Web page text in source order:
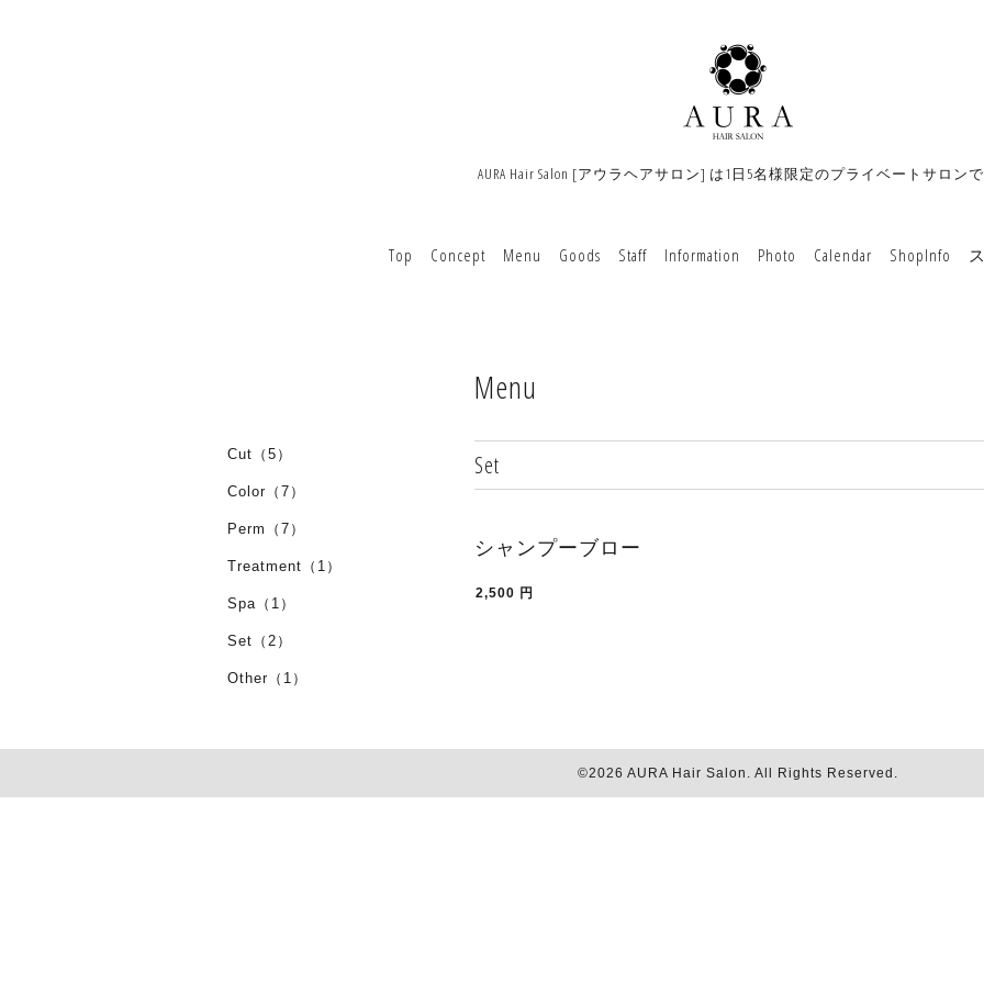
AURA Hair Salon [アウラヘアサロン] は1日5名様限定のプライベートサロン
Top Concept Menu Goods Staff Information Photo Calendar ShopInfo
Menu
Set
シャンプーブロー
2,500 円
Cut（5）
Color（7）
Perm（7）
Treatment（1）
Spa（1）
Set（2）
Other（1）
©2026 AURA Hair Salon . All Rights Reserved.